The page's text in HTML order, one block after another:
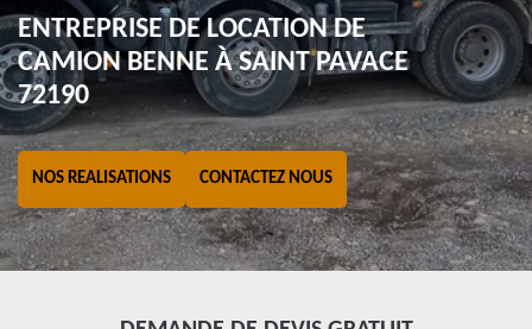
ENTREPRISE DE LOCATION DE
CAMION BENNE À SAINT PAVACE
72190
NOS REALISATIONS CONTACTEZ NOUS